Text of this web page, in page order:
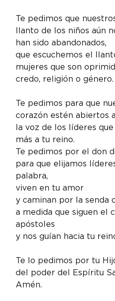
Te pedimos que
llanto de los niños aún
han sido abandonados,
que escuchemos el
mujeres que son
credo, religión o género.
Te pedimos para que
corazón estén abiertos
la voz de los líderes
más a tu reino.
Te pedimos por el don
para que elijamos
palabra,
viven en tu amor
y caminan por la senda
a medida que siguen el
apóstoles
y nos guían hacia tu
Te lo pedimos por tu
del poder del Espíritu
Amén.